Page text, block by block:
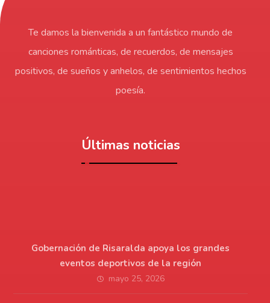
Te damos la bienvenida a un fantástico mundo de
canciones románticas, de recuerdos, de mensajes
positivos, de sueños y anhelos, de sentimientos hechos
poesía.
Últimas noticias
Gobernación de Risaralda apoya los grandes
eventos deportivos de la región
mayo 25, 2026